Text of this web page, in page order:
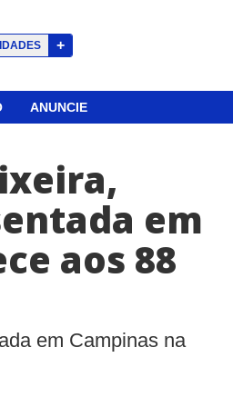
+
ANUNCIE
em
aos 88
em Campinas na
PF realiza operação contra